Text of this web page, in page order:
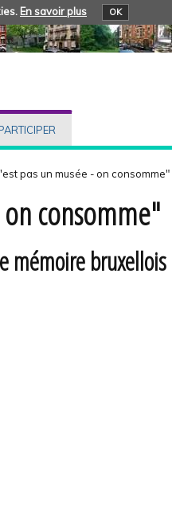
En savoir plus OK
pas un musée - on consomme"
consomme"
mémoire bruxellois